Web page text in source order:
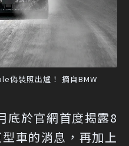
偽裝照出爐！ 摘自BMW
底於官網首度揭露8
車的消息，再加上